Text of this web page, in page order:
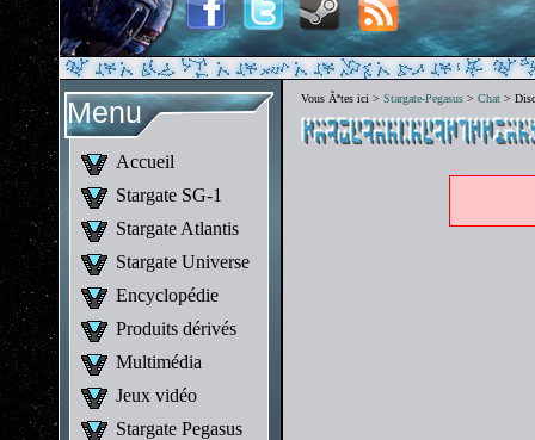
Menu
Accueil
Stargate SG-1
Stargate Atlantis
Stargate Universe
Encyclopédie
Produits dérivés
Multimédia
Jeux vidéo
Stargate Pegasus
Vous Ãªtes ici > Stargate-Pegasus > Chat >